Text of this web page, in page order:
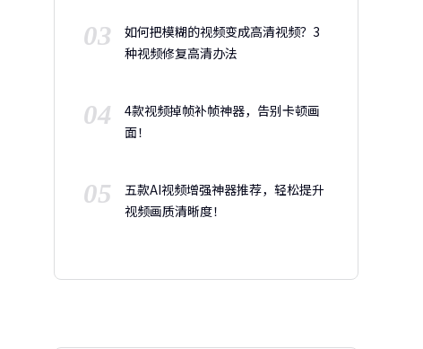
03
如何把模糊的视频变成高清视频？3
种视频修复高清办法
04
4款视频掉帧补帧神器，告别卡顿画
面！
05
五款AI视频增强神器推荐，轻松提升
视频画质清晰度！